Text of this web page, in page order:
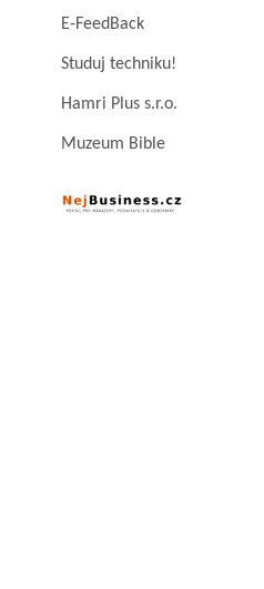
E-FeedBack
Studuj techniku!
Hamri Plus s.r.o.
Muzeum Bible